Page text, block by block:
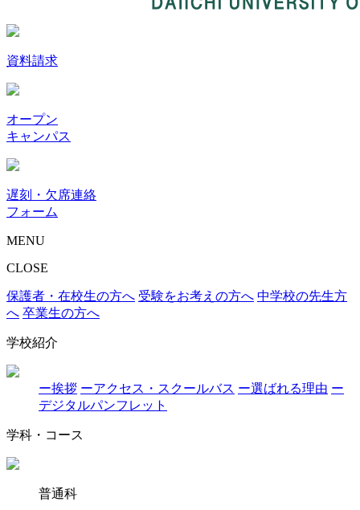
資料請求
オープン
キャンパス
遅刻・欠席連絡
フォーム
MENU
CLOSE
保護者・在校生の方へ 受験をお考えの方へ 中学校の先生方
へ 卒業生の方へ
学校紹介
ー挨拶 ーアクセス・スクールバス ー選ばれる理由 ー
デジタルパンフレット
学科・コース
普通科